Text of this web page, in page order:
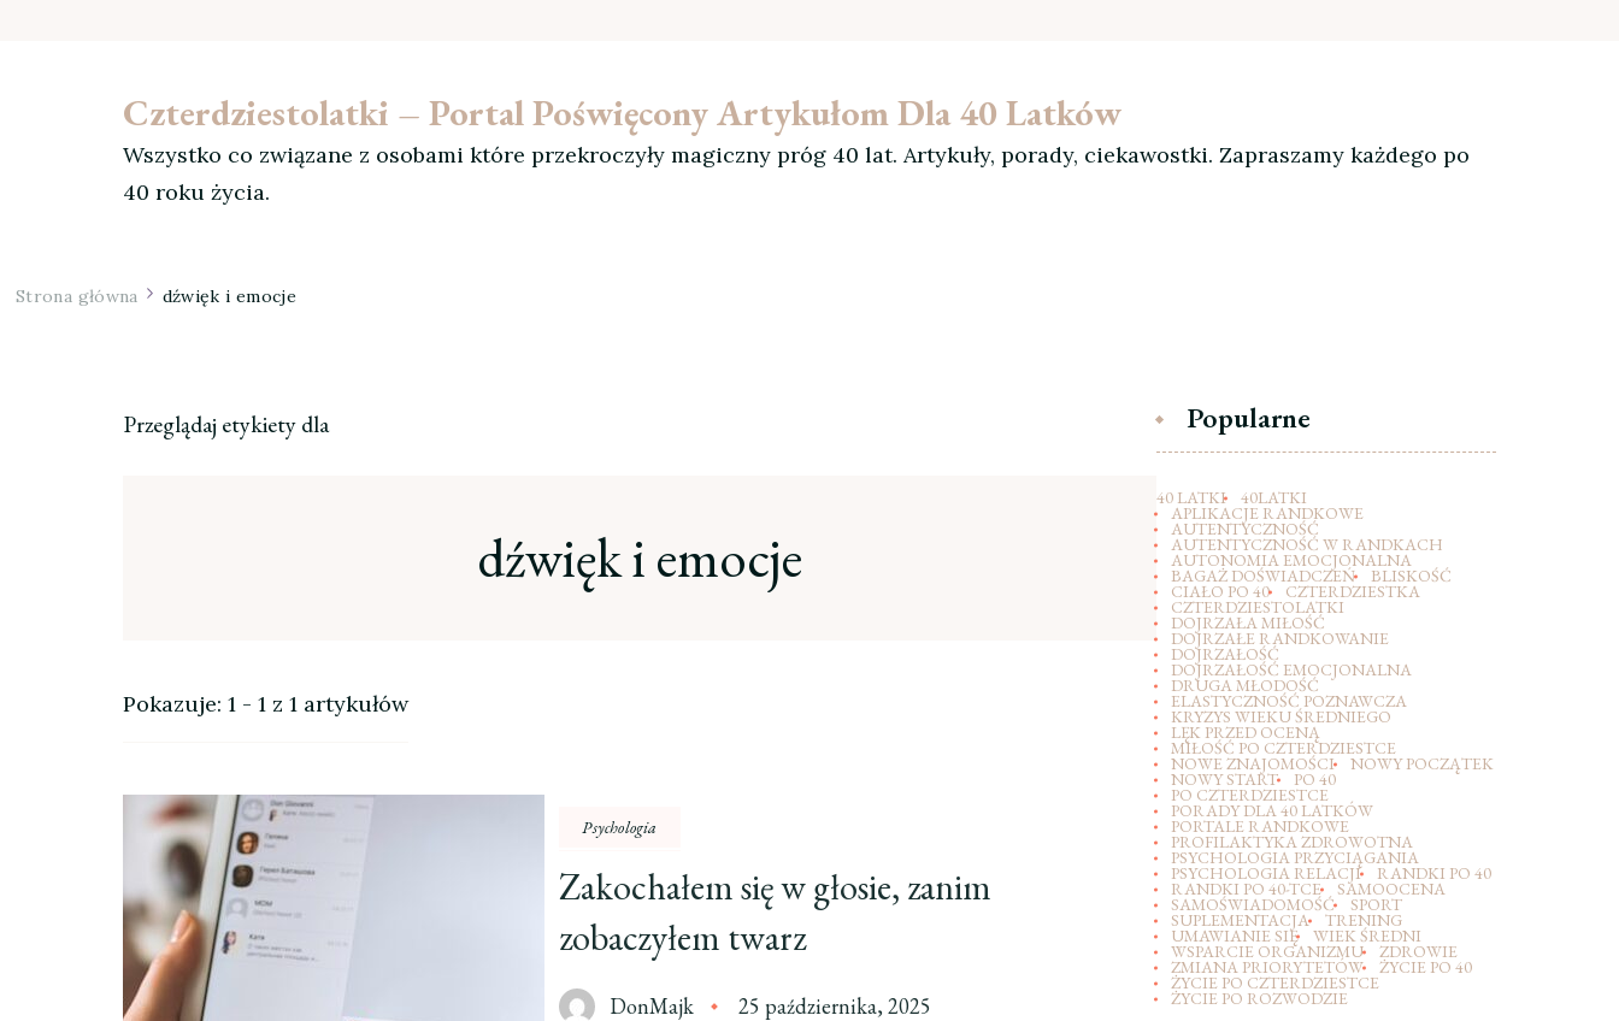
Czterdziestolatki – Portal Poświęcony Artykułom Dla 40 Latków
Wszystko co związane z osobami które przekroczyły magiczny próg 40 lat. Artykuły, porady, ciekawostki. Zapraszamy każdego po
40 roku życia.
Strona główna dźwięk i emocje
Przeglądaj etykiety dla
dźwięk i emocje
Pokazuje: 1 - 1 z 1 artykułów
Psychologia
Zakochałem się w głosie, zanim
zobaczyłem twarz
DonMajk 25 października, 2025
Popularne
40 LATKI 40LATKI
APLIKACJE RANDKOWE
AUTENTYCZNOŚĆ
AUTENTYCZNOŚĆ W RANDKACH
AUTONOMIA EMOCJONALNA
BAGAŻ DOŚWIADCZEŃ BLISKOŚĆ
CIAŁO PO 40 CZTERDZIESTKA
CZTERDZIESTOLATKI
DOJRZAŁA MIŁOŚĆ
DOJRZAŁE RANDKOWANIE
DOJRZAŁOŚĆ
DOJRZAŁOŚĆ EMOCJONALNA
DRUGA MŁODOŚĆ
ELASTYCZNOŚĆ POZNAWCZA
KRYZYS WIEKU ŚREDNIEGO
LĘK PRZED OCENĄ
MIŁOŚĆ PO CZTERDZIESTCE
NOWE ZNAJOMOŚCI NOWY POCZĄTEK
NOWY START PO 40
PO CZTERDZIESTCE
PORADY DLA 40 LATKÓW
PORTALE RANDKOWE
PROFILAKTYKA ZDROWOTNA
PSYCHOLOGIA PRZYCIĄGANIA
PSYCHOLOGIA RELACJI RANDKI PO 40
RANDKI PO 40-TCE SAMOOCENA
SAMOŚWIADOMOŚĆ SPORT
SUPLEMENTACJA TRENING
UMAWIANIE SIĘ WIEK ŚREDNI
WSPARCIE ORGANIZMU ZDROWIE
ZMIANA PRIORYTETÓW ŻYCIE PO 40
ŻYCIE PO CZTERDZIESTCE
ŻYCIE PO ROZWODZIE